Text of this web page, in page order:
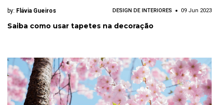
by: Flávia Gueiros DESIGN DE INTERIORES 09 Jun 2023
Saiba como usar tapetes na decoração